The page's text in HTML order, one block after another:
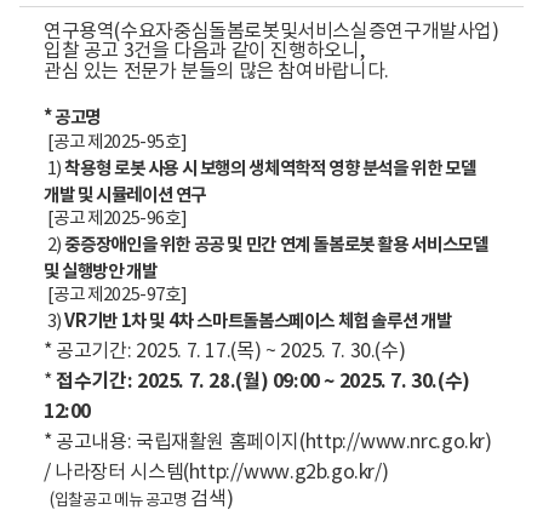
연구용역(수요자중심돌봄로봇및서비스실증연구개발사업 )
입찰 공고 3건을 다음과 같이 진행하오니,
관심 있는 전문가 분들의 많은 참여바랍니다.
* 공고명
[공고 제2025-95호]
1)착용형 로봇 사용 시 보행의 생체역학적 영향 분석을 위한 모델
개발 및 시뮬레이션 연구
[공고 제2025-96호]
2)중증장애인을 위한 공공 및 민간 연계 돌봄로봇 활용 서비스모델
및 실행방안 개발
[공고 제2025-97호]
3)VR기반 1차 및 4차 스마트돌봄스페이스 체험 솔루션 개발
* 공고기간: 2025. 7. 17.(목) ~ 2025. 7. 30.(수)
*접수기간: 2025. 7. 28.(월) 09:00 ~ 2025. 7. 30.(수)
12:00
* 공고내용: 국립재활원 홈페이지(http://www.nrc.go.kr)
/ 나라장터 시스템(http://www.g2b.go.kr/)
(입찰공고메 뉴공고명 검색)